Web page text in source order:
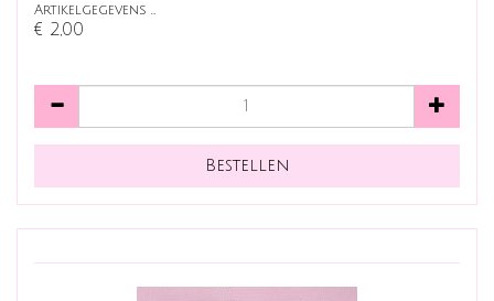
Artikelgegevens …
€ 2,00